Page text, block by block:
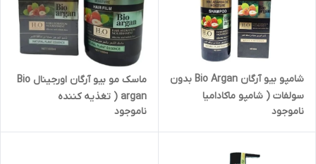
شامپو بیو آرگان Bio Argan بدون
سولفات ( شامپو ماکادامیا
ناموجود
ماسک مو بیو آرگان اورجینال Bio
argan ( تغذیه کننده
ناموجود